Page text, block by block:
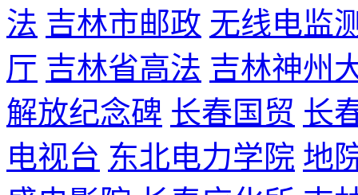
法 吉林市邮政 无线电监
厅 吉林省高法 吉林神州
解放纪念碑 长春国贸 长
电视台 东北电力学院 地